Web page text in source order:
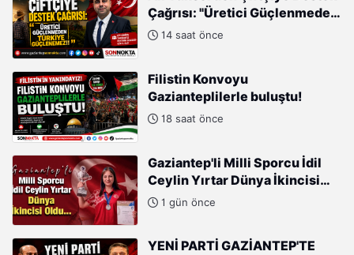
Çağrısı: "Üretici Güçlenmeden
Türkiye Güçlenemez!"
14 saat önce
Filistin Konvoyu
Gazianteplilerle buluştu!
18 saat önce
Gaziantep'li Milli Sporcu İdil
Ceylin Yırtar Dünya İkincisi
Oldu1 gün önce
YENİ PARTİ GAZİANTEP'TE